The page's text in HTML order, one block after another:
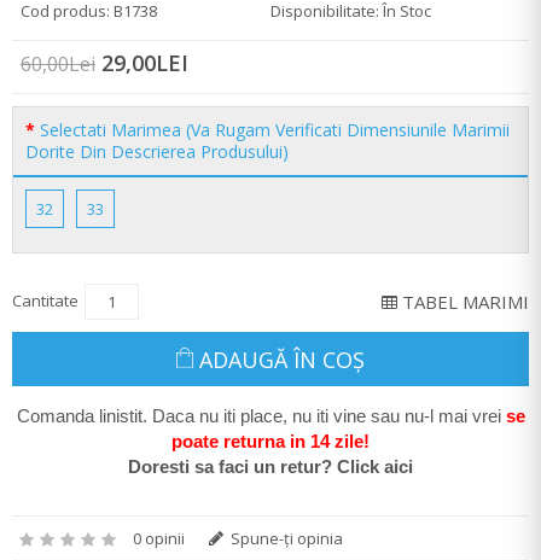
Cod produs: B1738 Disponibilitate: În Stoc
60,00Lei 29,00LEI
Selectati Marimea (Va Rugam Verificati Dimensiunile Marimii
Dorite Din Descrierea Produsului)
32 33
Cantitate TABEL MARIMI
ADAUGĂ ÎN COŞ
Comanda linistit. Daca nu iti place, nu iti vine sau nu-l mai vrei se
poate returna in 14 zile!
Doresti sa faci un retur? Click aici
0 opinii Spune-ţi opinia